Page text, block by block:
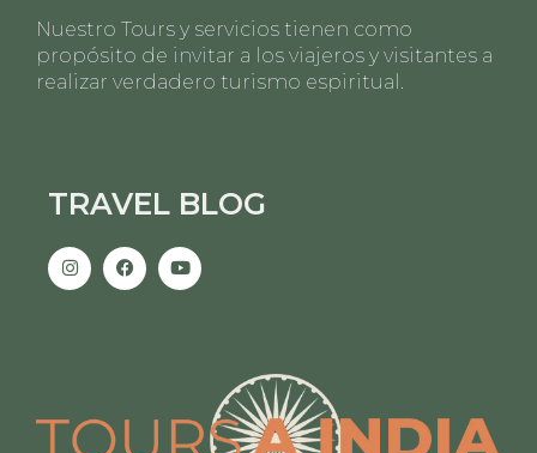
Nuestro Tours y servicios tienen como
propósito de invitar a los viajeros y visitantes a
realizar verdadero turismo espiritual.
TRAVEL BLOG